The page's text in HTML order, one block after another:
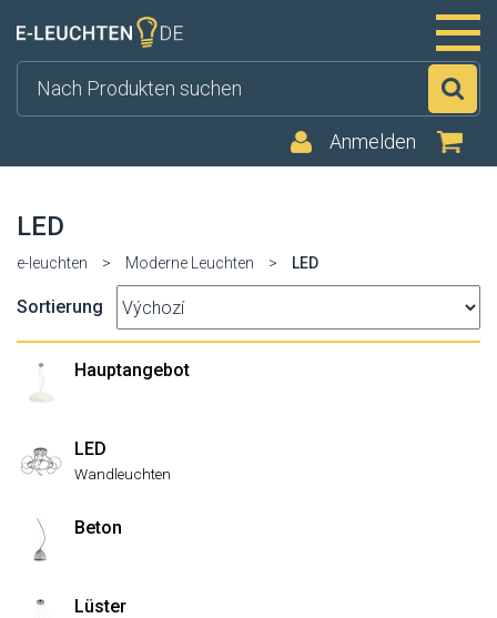
Anmelden
LED
e-leuchten > Moderne Leuchten > LED
Sortierung
Hauptangebot
LED
Wandleuchten
Beton
Lüster